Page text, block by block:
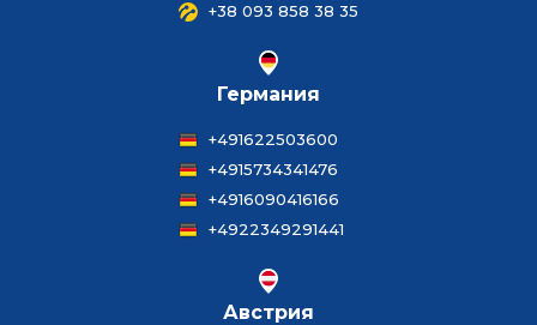
+38 093 858 38 35
Германия
+491622503600
+4915734341476
+4916090416166
+4922349291441
Австрия